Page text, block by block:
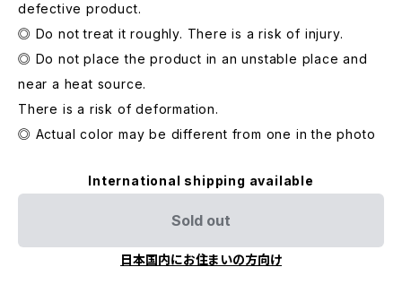
defective product.
◎ Do not treat it roughly. There is a risk of injury.
◎ Do not place the product in an unstable place and
near a heat source.
There is a risk of deformation.
◎ Actual color may be different from one in the photo
International shipping available
Sold out
日本国内にお住まいの方向け